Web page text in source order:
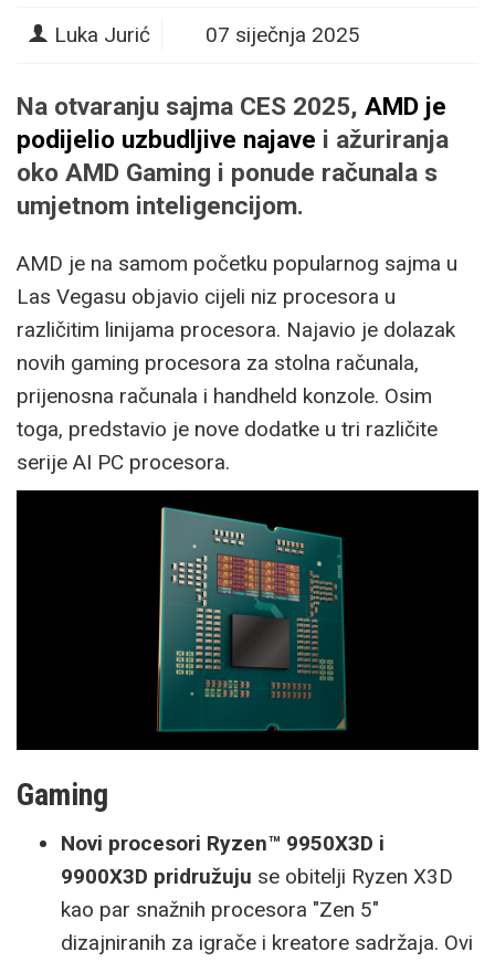
Luka Jurić 07 siječnja 2025
Na otvaranju sajma CES 2025, AMD je
podijelio uzbudljive najave i ažuriranja
oko AMD Gaming i ponude računala s
umjetnom inteligencijom.
AMD je na samom početku popularnog sajma u
Las Vegasu objavio cijeli niz procesora u
različitim linijama procesora. Najavio je dolazak
novih gaming procesora za stolna računala,
prijenosna računala i handheld konzole. Osim
toga, predstavio je nove dodatke u tri različite
serije AI PC procesora.
Gaming
Novi procesori Ryzen™ 9950X3D i
9900X3D pridružuju se obitelji Ryzen X3D
kao par snažnih procesora "Zen 5"
dizajniranih za igrače i kreatore sadržaja. Ovi